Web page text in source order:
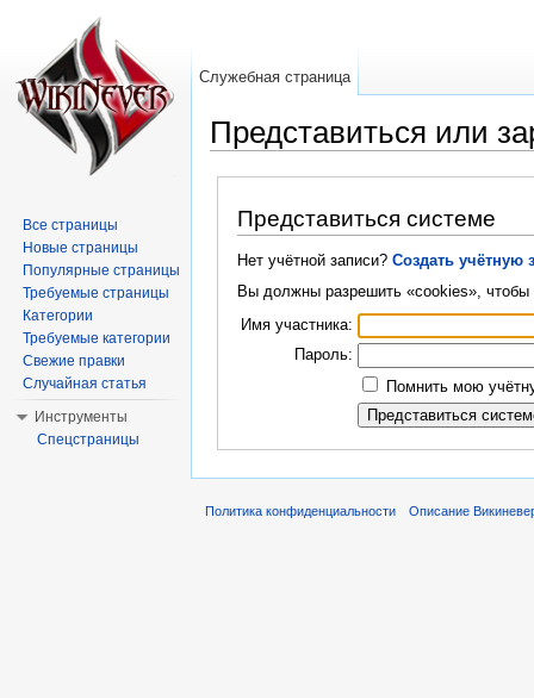
Представиться или
Представиться системе
Нет учётной записи? Создать учётную
Вы должны разрешить «cookies», чтобы
Имя участника:
Пароль:
Помнить мою
Служебная страница
Все страницы
Новые страницы
Популярные страницы
Требуемые страницы
Категории
Требуемые категории
Свежие правки
Случайная статья
Инструменты
Спецстраницы
Политика конфиденциальности Описание